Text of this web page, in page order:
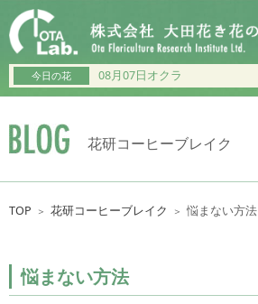
今日の花 08月07日オクラ
花研コーヒーブレイク
TOP ＞ 花研コーヒーブレイク ＞ 悩まない方法
悩まない方法